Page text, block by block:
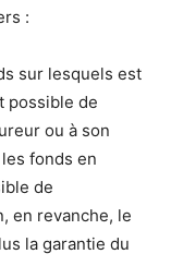
:
sur lesquels est
possible de
ou à son
fonds en
de
en revanche, le
la garantie du